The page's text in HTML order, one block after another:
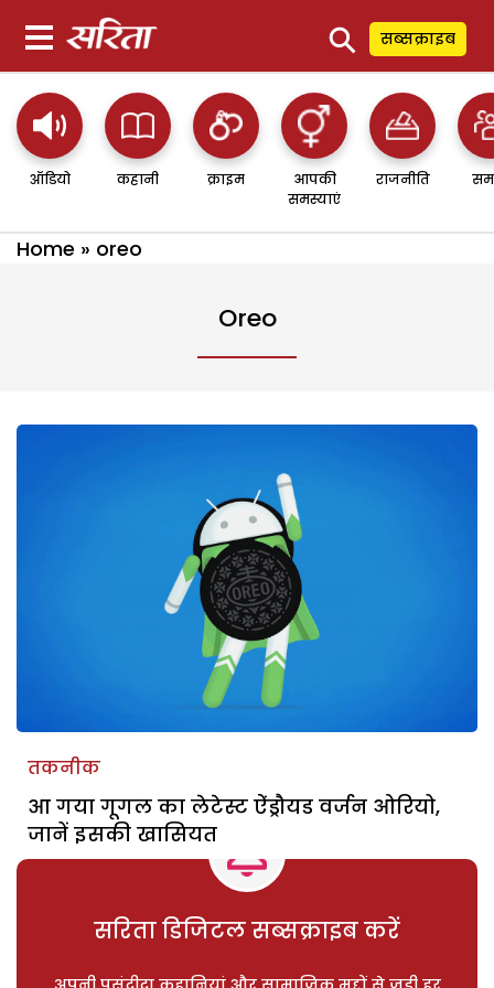
⚲ सब्सक्राइब
ऑडियो कहानी क्राइम
आपकी
समस्याएं
राजनीति
Home » oreo
Oreo
तकनीक
आ गया गूगल का लेटेस्ट ऐंड्रौयड वर्जन ओरियो,
जानें इसकी खासियत
सरिता डिजिटल सब्सक्राइब करें